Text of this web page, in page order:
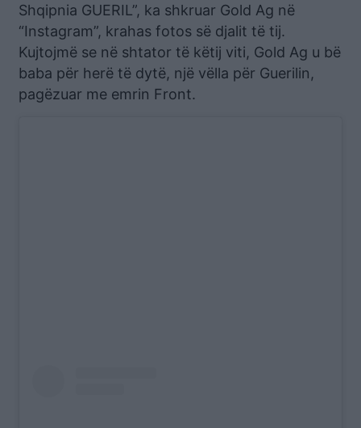
Shqipnia GUERIL”, ka shkruar Gold Ag në
“Instagram”, krahas fotos së djalit të tij.
Kujtojmë se në shtator të këtij viti, Gold Ag u bë
baba për herë të dytë, një vëlla për Guerilin,
pagëzuar me emrin Front.